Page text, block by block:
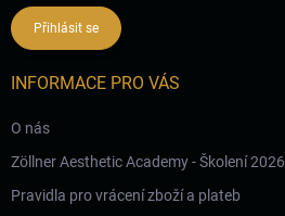
Přihlásit se
INFORMACE PRO VÁS
O nás
Zöllner Aesthetic Academy - Školení 2026
Pravidla pro vrácení zboží a plateb